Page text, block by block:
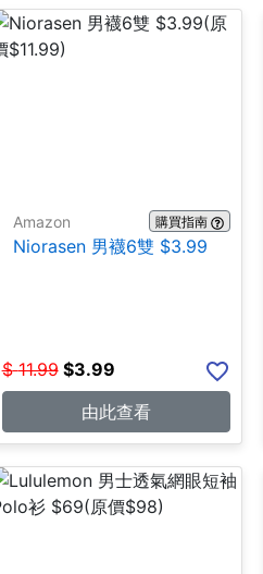
Amazon 購買指南
Niorasen 男襪6雙 $3.99
$ 11.99 $3.99
由此查看